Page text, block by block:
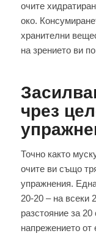
очите
око.
хранителни
на зрението ви
чрез
Точно както
очите ви също
упражнения.
20-20 – на всеки
разстояние за
напрежението от